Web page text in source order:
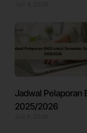
Jadwal Pelaporan
2025/2026